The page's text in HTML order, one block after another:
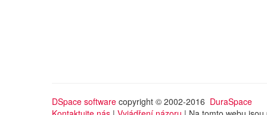
DSpace software copyright © 2002-2016 DuraSpace